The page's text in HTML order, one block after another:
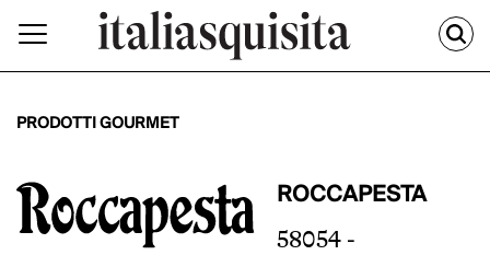
PRODOTTI GOURMET
ROCCAPESTA
58054 -